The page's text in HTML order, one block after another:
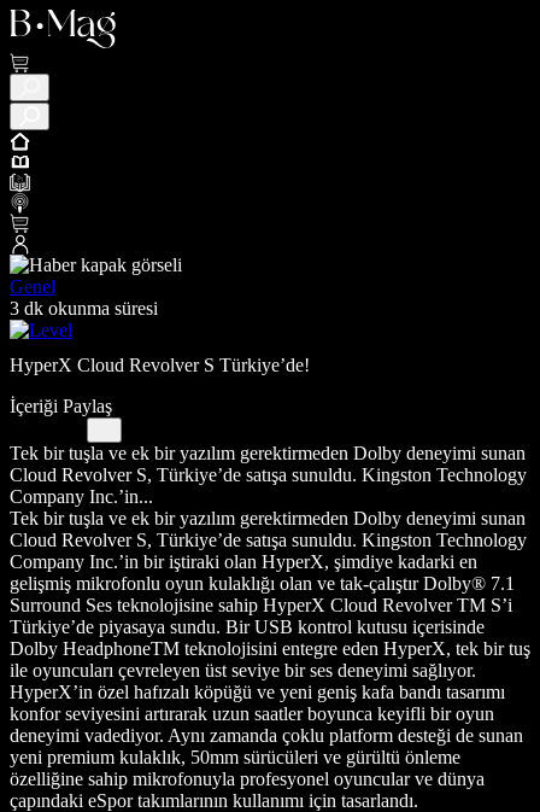
Genel
3 dk okunma süresi
HyperX Cloud Revolver S Türkiye’de!
İçeriği Paylaş
Tek bir tuşla ve ek bir yazılım gerektirmeden Dolby deneyimi sunan
Cloud Revolver S, Türkiye’de satışa sunuldu. Kingston Technology
Company Inc.’in...
Tek bir tuşla ve ek bir yazılım gerektirmeden Dolby deneyimi sunan
Cloud Revolver S, Türkiye’de satışa sunuldu. Kingston Technology
Company Inc.’in bir iştiraki olan HyperX, şimdiye kadarki en
gelişmiş mikrofonlu oyun kulaklığı olan ve tak-çalıştır Dolby® 7.1
Surround Ses teknolojisine sahip HyperX Cloud Revolver TM S’i
Türkiye’de piyasaya sundu. Bir USB kontrol kutusu içerisinde
Dolby HeadphoneTM teknolojisini entegre eden HyperX, tek bir tuş
ile oyuncuları çevreleyen üst seviye bir ses deneyimi sağlıyor.
HyperX’in özel hafızalı köpüğü ve yeni geniş kafa bandı tasarımı
konfor seviyesini artırarak uzun saatler boyunca keyifli bir oyun
deneyimi vadediyor. Aynı zamanda çoklu platform desteği de sunan
yeni premium kulaklık, 50mm sürücüleri ve gürültü önleme
özelliğine sahip mikrofonuyla profesyonel oyuncular ve dünya
çapındaki eSpor takımlarının kullanımı için tasarlandı.